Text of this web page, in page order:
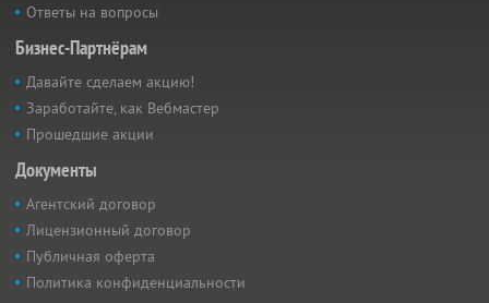
Ответы на вопросы
Бизнес-Партнёрам
Давайте сделаем акцию!
Заработайте, как Вебмастер
Прошедшие акции
Документы
Агентский договор
Лицензионный договор
Публичная оферта
Политика конфиденциальности